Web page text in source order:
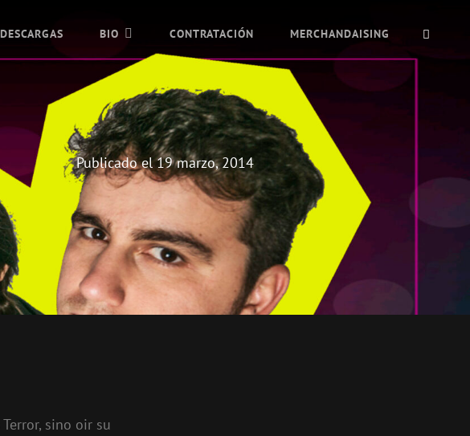
DESCARGAS BIO CONTRATACIÓN MERCHANDAISING
Publicado el19 marzo, 2014
sino oir su